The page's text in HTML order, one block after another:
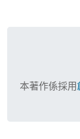
本著作係採用